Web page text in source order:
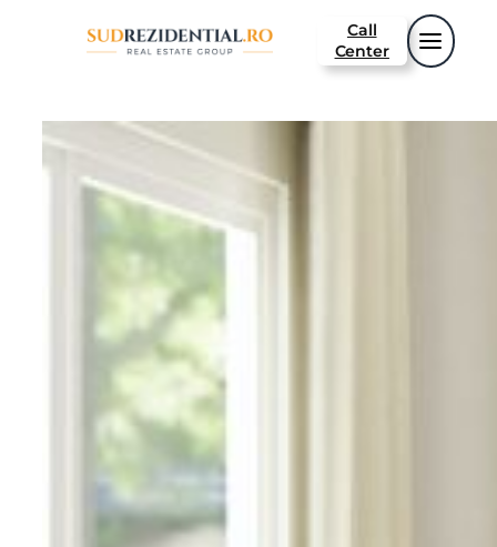
Call
Center